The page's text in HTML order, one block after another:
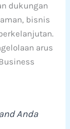
dukungan
bisnis
arus
Anda